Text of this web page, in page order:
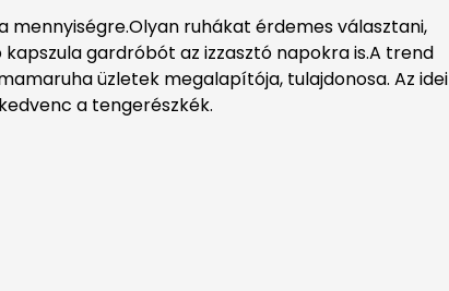
ruhákat érdemes választani,
gardróbót az izzasztó napokra is.A trend
üzletek megalapítója, tulajdonosa. Az idei
a tengerészkék.